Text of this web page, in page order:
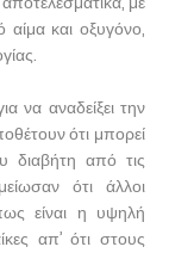
και οξυγόνο,
να αναδείξει την
ότι μπορεί
διαβήτη από τις
ότι άλλοι
είναι η υψηλή
απ’ ότι στους